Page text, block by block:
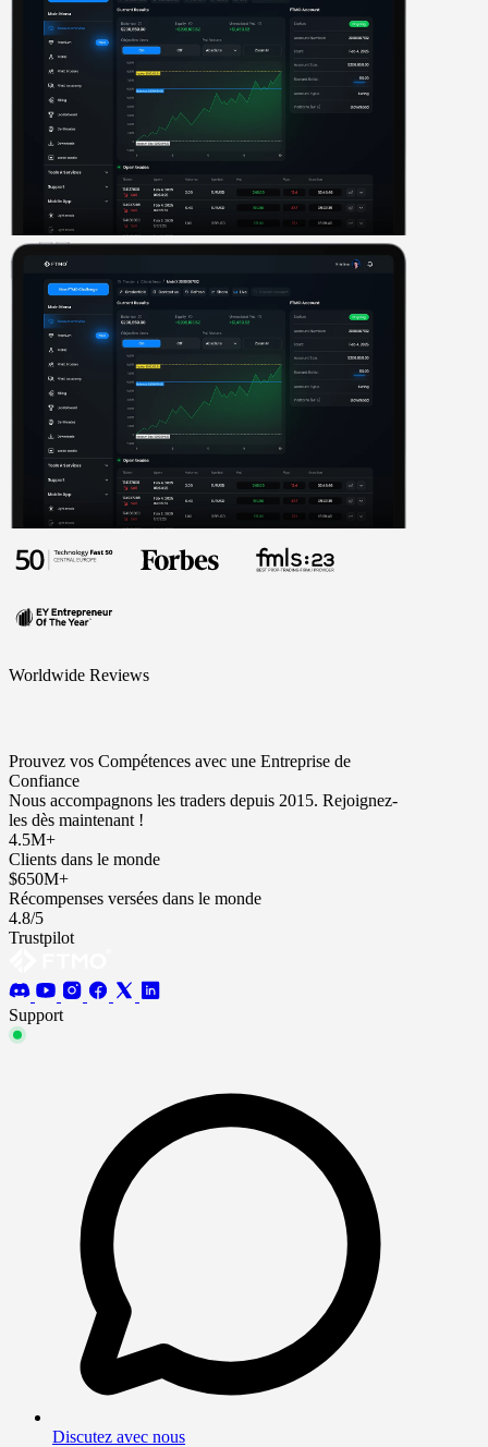
Worldwide Reviews
Prouvez vos Compétences avec une Entreprise de
Confiance
Nous accompagnons les traders depuis 2015. Rejoignez-
les dès maintenant !
4.5M+
Clients dans le monde
$650M+
Récompenses versées dans le monde
4.8/5
Trustpilot
Support
Discutez avec nous